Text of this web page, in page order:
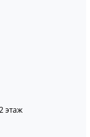
этаж